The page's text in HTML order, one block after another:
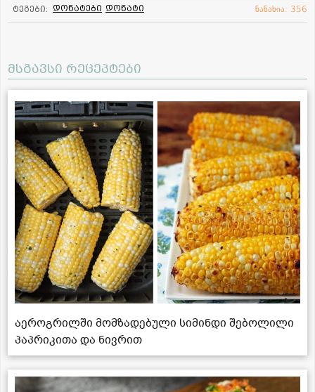
ტეგები: დონატები დონატი ნანახია: 356
მსგავსი რეცეპტები
აეროგრილში მომზადებული სიმინდი შებოლილი
პაპრიკითა და ნივრით